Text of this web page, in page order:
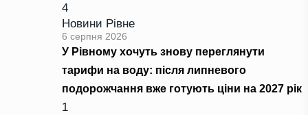
4
Новини Рівне
6 серпня 2026
У Рівному хочуть знову переглянути
тарифи на воду: після липневого
подорожчання вже готують ціни на 2027 рік
1